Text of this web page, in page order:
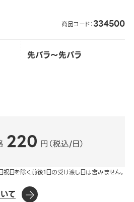
商品コード：334500
先バラ～先バラ
220 円（税込/日）
日を除く前後1日の受け渡し日は含みません。
て